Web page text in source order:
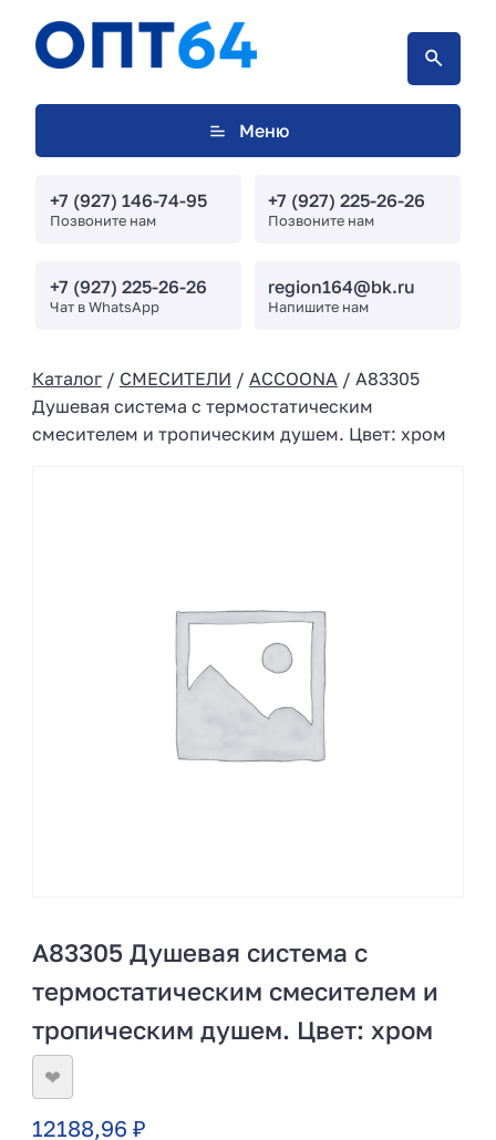
Меню
+7 (927) 146-74-95
Позвоните нам
+7 (927) 225-26-26
Позвоните нам
+7 (927) 225-26-26
Чат в WhatsApp
region164@bk.ru
Напишите нам
Каталог/ СМЕСИТЕЛИ / ACCOONA / A83305
Душевая система с термостатическим
смесителем и тропическим душем. Цвет: хром
A83305 Душевая система с
термостатическим смесителем и
тропическим душем. Цвет: хром
❤
12188,96 ₽